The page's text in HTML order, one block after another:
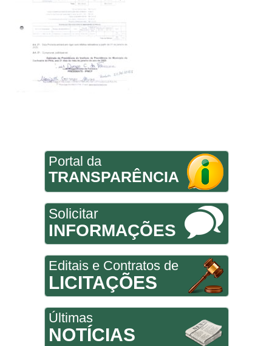
Portal da
TRANSPARÊNCIA
Solicitar
INFORMAÇÕES
Editais e Contratos de
LICITAÇÕES
Últimas
NOTÍCIAS